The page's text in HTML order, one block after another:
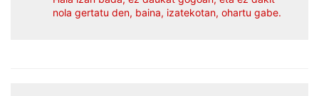
nola gertatu den, baina, izatekotan, ohartu gabe.